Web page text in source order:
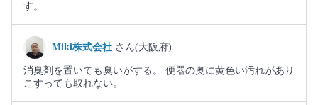
す。
Miki株式会社 さん(大阪府)
消臭剤を置いても臭いがする。 便器の奥に黄色い汚れがあり
こすっても取れない。